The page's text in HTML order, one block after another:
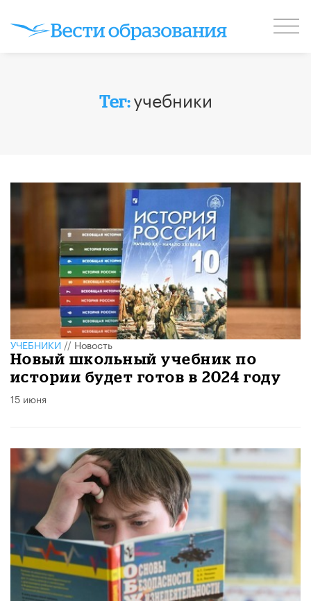
Тег:учебники
УЧЕБНИКИ//Новость
Новый школьный учебник по
истории будет готов в 2024 году
15 июня